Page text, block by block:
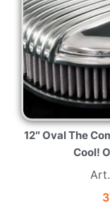
12″ Oval The
Cool!